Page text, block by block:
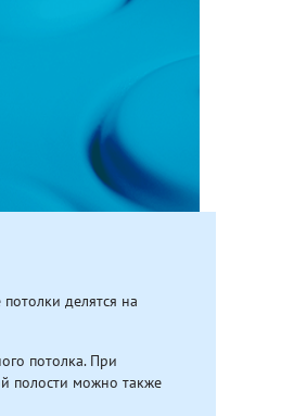
делятся на
потолка. При
полости можно также